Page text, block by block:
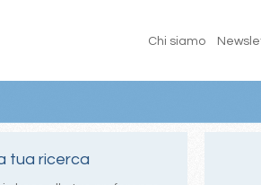
Chi siamo
tua ricerca